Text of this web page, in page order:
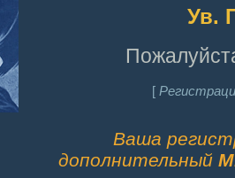
Ув.
[
Ваша
дополнительный